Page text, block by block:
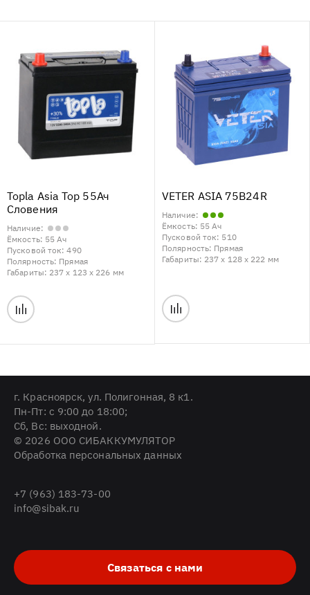
Topla Asia Top 55Ач
Словения
Наличие:
Ёмкость: 55 Ач
Пусковой ток:490
Полярность: Прямая
Габариты: 237 x 123 x 226 мм
VETER ASIA 75B24R
Наличие:
Ёмкость: 55 Ач
Пусковой ток: 510
Полярность: Прямая
Габариты: 237 x 128 x 222 мм
г. Красноярск, ул. Полигонная, 8 к1.
Пн-Пт: с 9:00 до 18:00;
Cб, Вс: выходной.
© 2026 ООО СИБАККУМУЛЯТОР
Обработка персональных данных
+7 (963) 183-73-00
info@sibak.ru
Связаться с нами